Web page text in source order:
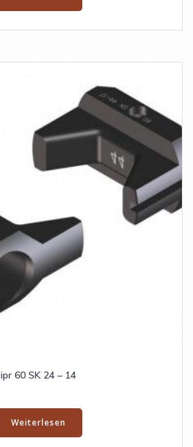
ipr 60 SK 24 – 14
Weiterlesen